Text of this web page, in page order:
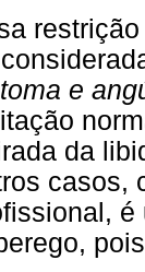
e
da
casos,
é